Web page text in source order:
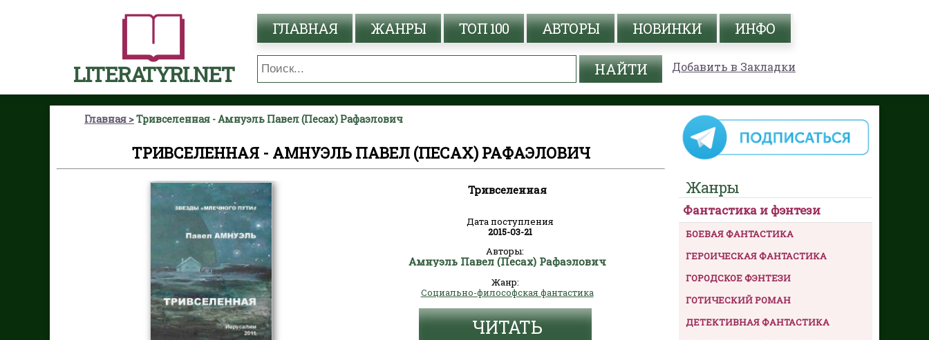
LITERATYRI.NET
ГЛАВНАЯ ЖАНРЫ ТОП 100 АВТОРЫ НОВИНКИ ИНФО
Добавить в Закладки
Главная Тривселенная - Амнуэль Павел (Песах) Рафаэлович
ТРИВСЕЛЕННАЯ - АМНУЭЛЬ ПАВЕЛ (ПЕСАХ) РАФАЭЛОВИЧ
Тривселенная
Дата поступления
2015-03-21
Авторы:
Амнуэль Павел (Песах) Рафаэлович
Жанр:
Социально-философская фантастика
ЧИТАТЬ
Жанры
Фантастика и фэнтези
БОЕВАЯ ФАНТАСТИКА
ГЕРОИЧЕСКАЯ ФАНТАСТИКА
ГОРОДСКОЕ ФЭНТЕЗИ
ГОТИЧЕСКИЙ РОМАН
ДЕТЕКТИВНАЯ ФАНТАСТИКА